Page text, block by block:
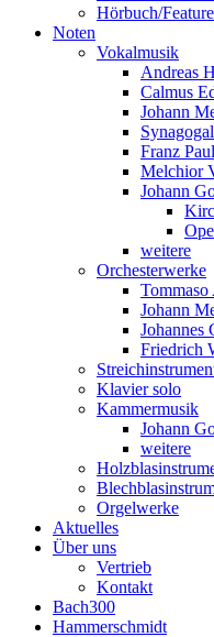
Hörbuch/Feature
Noten
Vokalmusik
Andreas
Calmus
Johann
Franz
Melchior
Johann
weitere
Orchesterwerke
Johann
Johannes
Friedrich
Klavier solo
Kammermusik
Johann
weitere
Orgelwerke
Aktuelles
Über uns
Vertrieb
Kontakt
Bach300
Hammerschmidt